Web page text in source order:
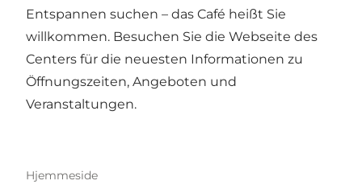
Entspannen suchen – das Café heißt Sie
willkommen. Besuchen Sie die Webseite des
Centers für die neuesten Informationen zu
Öffnungszeiten, Angeboten und
Veranstaltungen.
Hjemmeside